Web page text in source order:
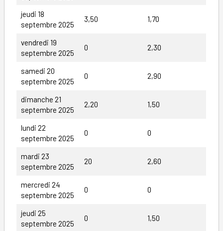
jeudi 18
septembre 2025
3,50 1,70
vendredi 19
septembre 2025
0 2,30
samedi 20
septembre 2025
0 2,90
dimanche 21
septembre 2025
2,20 1,50
lundi 22
septembre 2025
0 0
mardi 23
septembre 2025
20 2,60
mercredi 24
septembre 2025
0 0
jeudi 25
septembre 2025
0 1,50